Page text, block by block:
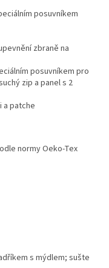
posuvníkem
zbraně na
posuvníkem pro
zip a panel s 2
a patche
normy Oeko-Tex
s mýdlem; sušte